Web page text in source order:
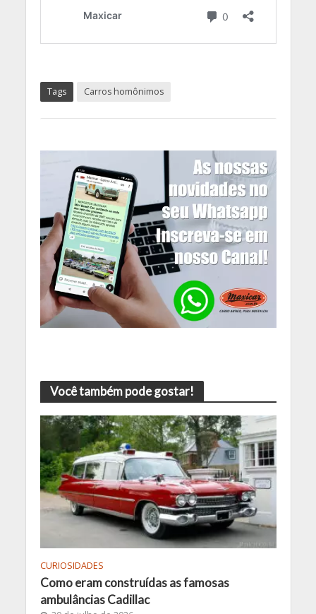
Tags Carros homônimos
Você também pode gostar!
CURIOSIDADES
Como eram construídas as famosas
ambulâncias Cadillac